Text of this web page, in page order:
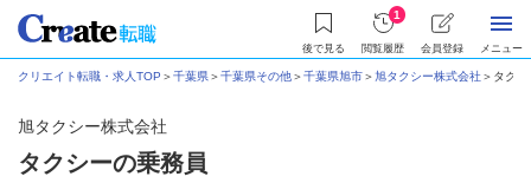
後で見る
1
閲覧履歴 会員登録 メニュー
クリエイト転職・求人TOP ＞千葉県＞千葉県その他＞千葉県旭市＞旭タクシー株式会社＞ タク
旭タクシー株式会社
タクシーの乗務員